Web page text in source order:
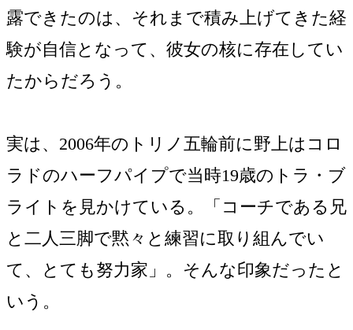
露できたのは、それまで積み上げてきた経
験が自信となって、彼女の核に存在してい
たからだろう。
実は、2006年のトリノ五輪前に野上はコロ
ラドのハーフパイプで当時19歳のトラ・ブ
ライトを見かけている。「コーチである兄
と二人三脚で黙々と練習に取り組んでい
て、とても努力家」。そんな印象だったと
いう。